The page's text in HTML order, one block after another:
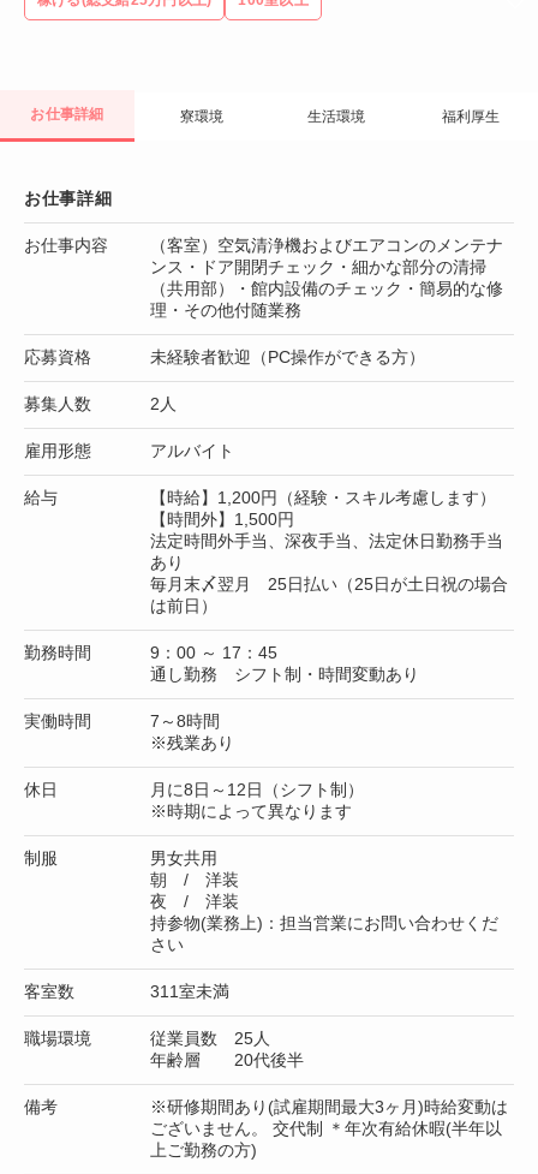
お仕事詳細 寮環境 生活環境 福利厚生
お仕事詳細
お仕事内容
（客室）空気清浄機およびエアコンのメンテナ
ンス・ドア開閉チェック・細かな部分の清掃
（共用部）・館内設備のチェック・簡易的な修
理・その他付随業務
応募資格 未経験者歓迎（PC操作ができる方）
募集人数 2人
雇用形態 アルバイト
給与
【時給】1,200円（経験・スキル考慮します）
【時間外】1,500円
法定時間外手当、深夜手当、法定休日勤務手当
あり
毎月末〆翌月 25日払い（25日が土日祝の場合
は前日）
勤務時間
9：00 ～ 17：45
通し勤務 シフト制・時間変動あり
実働時間
7～8時間
※残業あり
休日
月に8日～12日（シフト制）
※時期によって異なります
制服
男女共用
朝 / 洋装
夜 / 洋装
持参物(業務上)：担当営業にお問い合わせくだ
さい
客室数 311室未満
職場環境
従業員数 25人
年齢層 20代後半
備考
※研修期間あり(試雇期間最大3ヶ月)時給変動は
ございません。 交代制 ＊年次有給休暇(半年以
上ご勤務の方)